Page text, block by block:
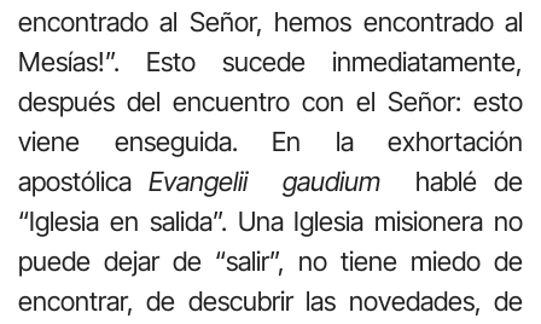
encontrado al Señor, hemos encontrado al
Mesías!”. Esto sucede inmediatamente,
después del encuentro con el Señor: esto
viene enseguida. En la exhortación
apostólicaEvangelii gaudium hablé de
“Iglesia en salida”. Una Iglesia misionera no
puede dejar de “salir”, no tiene miedo de
encontrar, de descubrir las novedades, de